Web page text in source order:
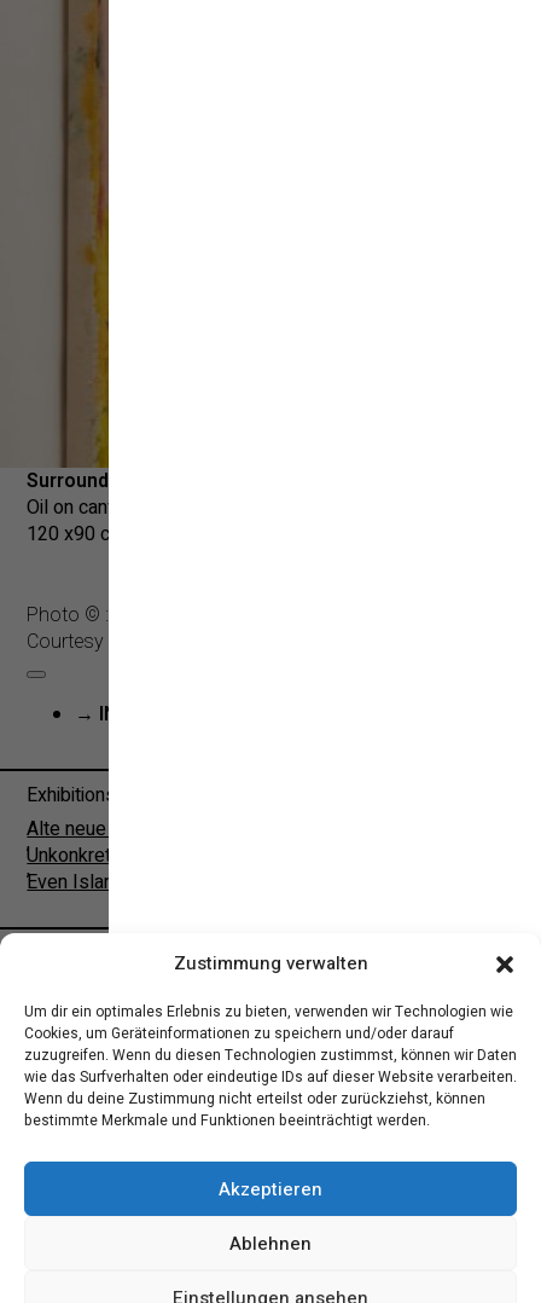
Zustimmung verwalten
Um dir ein optimales Erlebnis zu bieten, verwenden wir Technologien wie
Cookies, um Geräteinformationen zu speichern und/oder darauf
zuzugreifen. Wenn du diesen Technologien zustimmst, können wir Daten
wie das Surfverhalten oder eindeutige IDs auf dieser Website verarbeiten.
Wenn du deine Zustimmung nicht erteilst oder zurückziehst, können
bestimmte Merkmale und Funktionen beeinträchtigt werden.
Akzeptieren
Ablehnen
Einstellungen ansehen
Surrounding,
Oil on canvas
120 x90 cm
Photo © :
Courtesy Nina Mielcarczyk
→ INQUIRE
Exhibitions:
Alte neue Sonne
,Unkonkrete Gefühlslage
,Even Islands are connected
IMPRESSUM